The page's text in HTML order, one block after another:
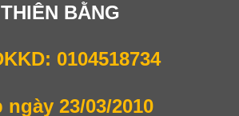
THIÊN BẰNG
0104518734
ngày 23/03/2010